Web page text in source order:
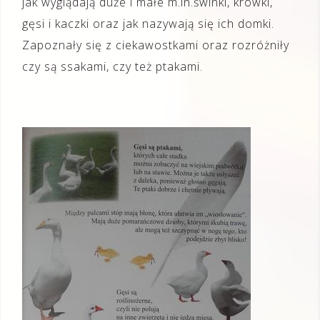
gęsi i kaczki oraz jak nazywają się ich domki.
Zapoznały się z ciekawostkami oraz rozróżniły
czy są ssakami, czy też ptakami.